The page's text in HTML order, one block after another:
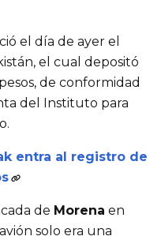
el día de ayer el
el cual depositó
de conformidad
del Instituto para
entra al registro de
de Morena en
solo era una